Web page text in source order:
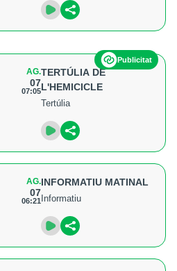
Publicitat
AG.
07
07:05
TERTÚLIA DE
L'HEMICICLE
Tertúlia
AG.
07
06:21
INFORMATIU MATINAL
Informatiu